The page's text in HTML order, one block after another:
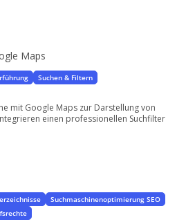
Suchen & Filtern
mit Google Maps zur Darstellung von
einen professionellen Suchfilter
Website
Suchmaschinenoptimierung SEO